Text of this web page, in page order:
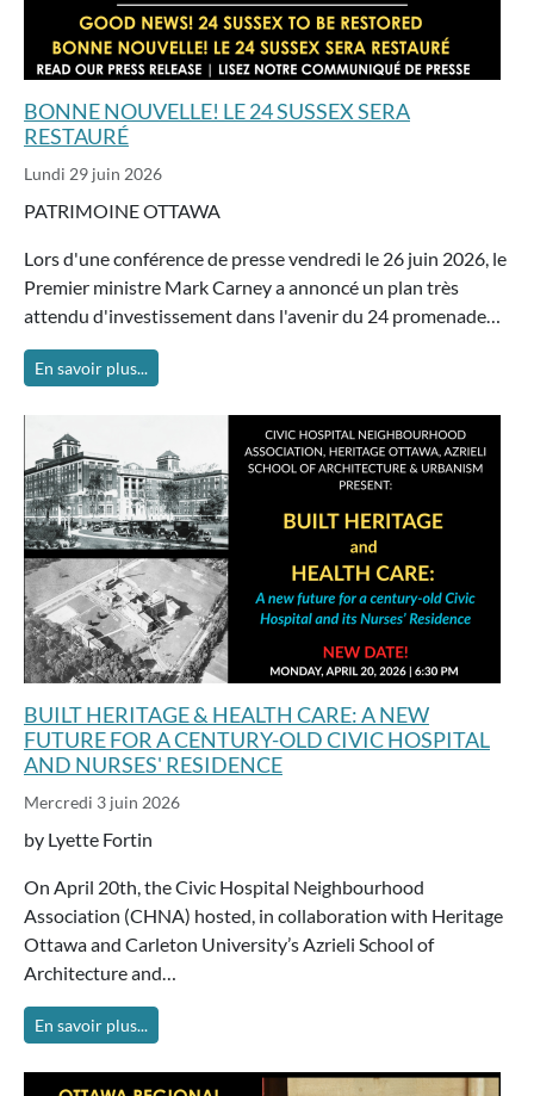
BONNE NOUVELLE! LE 24 SUSSEX SERA
RESTAURÉ
Lundi 29 juin 2026
PATRIMOINE OTTAWA
Lors d'une conférence de presse vendredi le 26 juin 2026, le
Premier ministre Mark Carney a annoncé un plan très
attendu d'investissement dans l'avenir du 24 promenade…
En savoir plus...
BUILT HERITAGE & HEALTH CARE: A NEW
FUTURE FOR A CENTURY-OLD CIVIC HOSPITAL
AND NURSES' RESIDENCE
Mercredi 3 juin 2026
by Lyette Fortin
On April 20th, the Civic Hospital Neighbourhood
Association (CHNA) hosted, in collaboration with Heritage
Ottawa and Carleton University’s Azrieli School of
Architecture and…
En savoir plus...